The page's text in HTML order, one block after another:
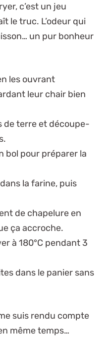
c’est un jeu
le truc. L’odeur qui
un pur bonheur
les ouvrant
leur chair bien
de terre et découpe-
bol pour préparer la
la farine, puis
de chapelure en
ça accroche.
à 180°C pendant 3
dans le panier sans
suis rendu compte
même temps…